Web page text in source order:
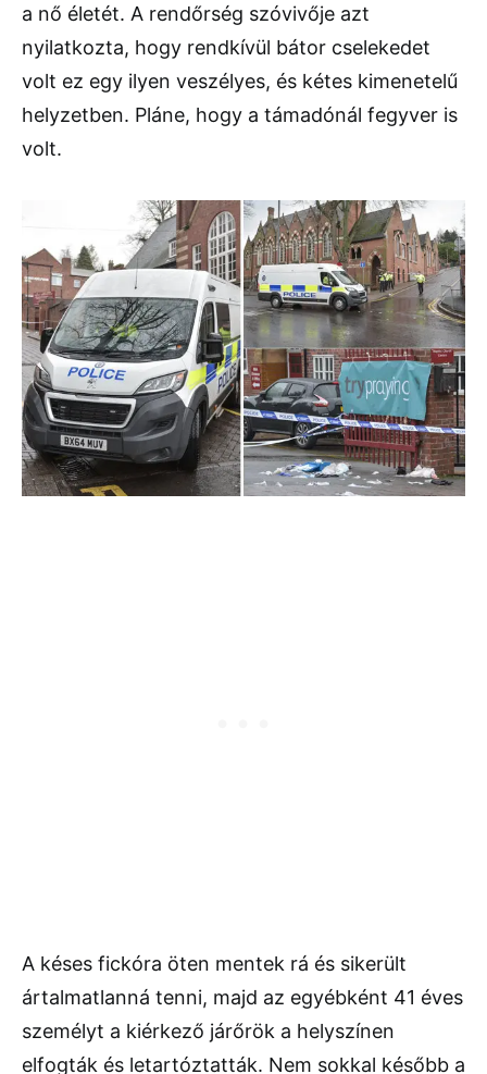
a nő életét. A rendőrség szóvivője azt
nyilatkozta, hogy rendkívül bátor cselekedet
volt ez egy ilyen veszélyes, és kétes kimenetelű
helyzetben. Pláne, hogy a támadónál fegyver is
volt.
A késes fickóra öten mentek rá és sikerült
ártalmatlanná tenni, majd az egyébként 41 éves
személyt a kiérkező járőrök a helyszínen
elfogták és letartóztatták. Nem sokkal később a